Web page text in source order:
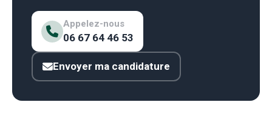
Appelez-nous
06 67 64 46 53
Envoyer ma candidature